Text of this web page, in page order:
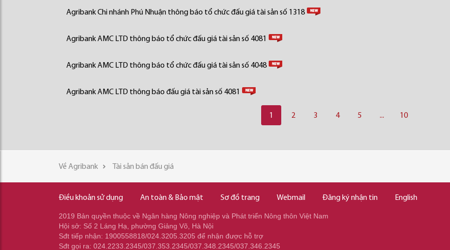
Agribank Chi nhánh Phú Nhuận thông báo tổ chức đấu giá tài sản số 1318
Agribank AMC LTD thông báo tổ chức đấu giá tài sản số 4081
Agribank AMC LTD thông báo tổ chức đấu giá tài sản số 4048
Agribank AMC LTD thông báo đấu giá tài sản số 4081
1 2 3 4 5 ... 10
Về Agribank Tài sản bán đấu giá
Điều khoản sử dụng An toàn & Bảo mật Sơ đồ trang Webmail Đăng ký nhận tin English
2019 Bản quyền thuộc về Ngân hàng Nông nghiệp và Phát triển Nông thôn Việt Nam
Hội sở: Số 2 Láng Hạ, phường Giảng Võ, Hà Nội
Sđt tiếp nhận: 1900558818/024.3205.3205 để nhận được hỗ trợ
Sđt gọi ra: 024.2233.2345/037.353.2345/037.348.2345/037.346.2345